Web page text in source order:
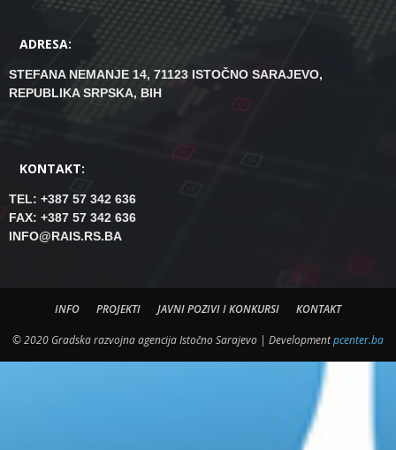
ADRESA:
STEFANA NEMANJE 14, 71123 ISTOČNO SARAJEVO,
REPUBLIKA SRPSKA, BIH
KONTAKT:
TEL: +387 57 342 636
FAX: +387 57 342 636
INFO@RAIS.RS.BA
INFO PROJEKTI JAVNI POZIVI I KONKURSI KONTAKT
© 2020 Gradska razvojna agencija Istočno Sarajevo | Developmentpcenter.ba